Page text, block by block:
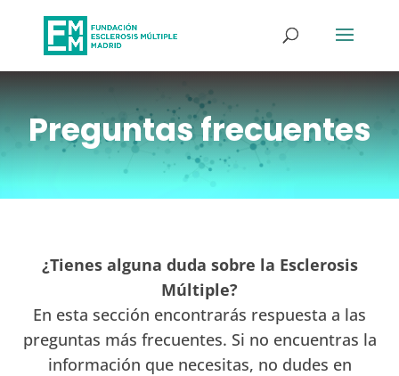
Preguntas frecuentes
¿Tienes alguna duda sobre la Esclerosis
Múltiple?
En esta sección encontrarás respuesta a las
preguntas más frecuentes. Si no encuentras la
información que necesitas, no dudes en